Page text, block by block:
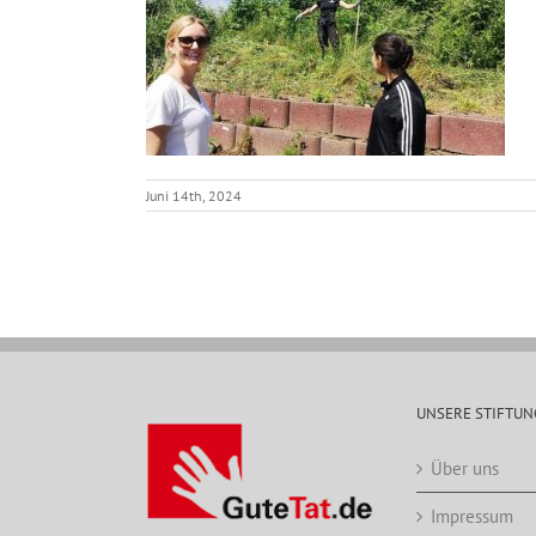
Juni 14th, 2024
UNSERE
Über uns
Impressum